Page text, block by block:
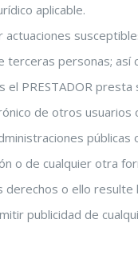
aplicable.
terceras personas;
PRESTADOR presta
de otros
públicas
o de cualquier otra
o ello
publicidad de